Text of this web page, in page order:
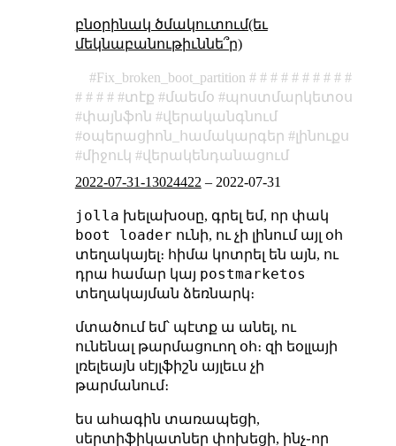
բնօրինակ ծմակուտում(եւ
մեկնաբանութիւննե՞ր)
Fix_broken_boot_partition
տէք
մաեմօ
պոստմարկետօս
փայնֆոն
վերականգնում
օպերացիոն_համակարգեր
լինուքս
միջուկ
վերակենդանացում
2022-07-31-13024422 – 2022-07-31
jolla խելախօսը, գրել եմ, որ փակ
boot loader ունի, ու չի լինում այլ օհ
տեղակայել։ հիմա կոտրել են այն, ու
դրա համար կայ postmarketos
տեղակայման ձեռնարկ։
մտածում եմ՝ պէտք ա անել, ու
ունենալ թարմացուող օհ։ զի եօլլայի
լռելեայն սէյլֆիշն այլեւս չի
թարմանում։
ես ահագին տառապեցի,
սերտիֆիկատներ փոխեցի, ինչ֊որ